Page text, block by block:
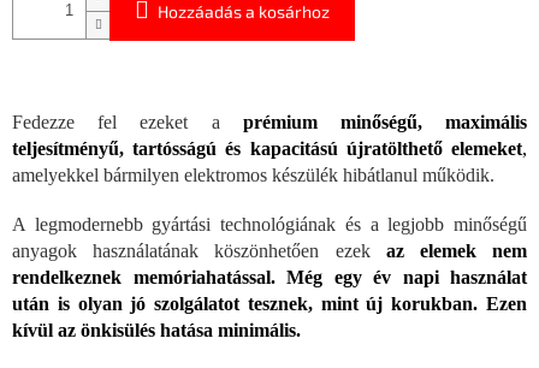
Hozzáadás a kosárhoz
Fedezze fel ezeket a prémium minőségű, maximális
teljesítményű, tartósságú és kapacitású újratölthető elemeket,
amelyekkel bármilyen elektromos készülék hibátlanul működik.
A legmodernebb gyártási technológiának és a legjobb minőségű
anyagok használatának köszönhetően ezek az elemek nem
rendelkeznek memóriahatással. Még egy év napi használat
után is olyan jó szolgálatot tesznek, mint új korukban. Ezen
kívül az önkisülés hatása minimális.